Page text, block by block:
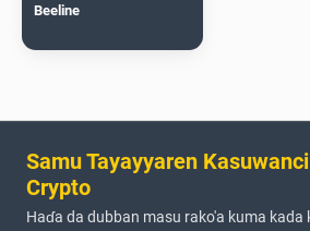
Beeline
Samu Tayayyaren
Crypto
Haɗa da dubban masu rako'a kuma kada